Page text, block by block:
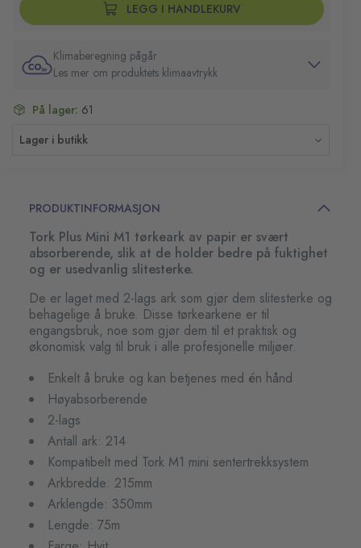
LEGG I HANDLEKURV
Klimaberegning pågår
Les mer om produktets klimaavtrykk
På lager: 61
Lager i butikk
PRODUKTINFORMASJON
Tork Plus Mini M1 tørkeark av papir er svært
absorberende, slik at de holder bedre på fuktighet
og er usedvanlig slitesterke.
De er laget med 2-lags ark som gjør dem slitesterke og
behagelige å bruke. Disse tørkearkene er til
engangsbruk, noe som gjør dem til et praktisk og
økonomisk valg til bruk i alle profesjonelle miljøer.
Enkelt å bruke og kan betjenes med én hånd
Høyabsorberende
2-lags
Antall ark: 214
Kompatibelt med Tork M1 mini sentertrekksystem
Arkbredde: 215mm
Arklengde: 350mm
Lengde: 75m